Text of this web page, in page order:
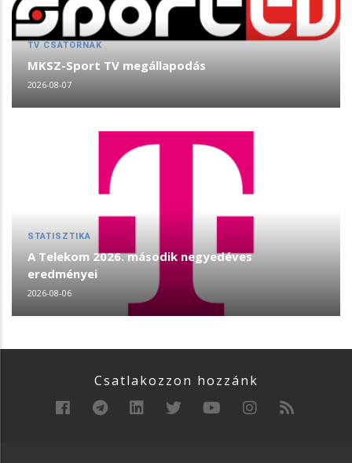
TV CSATORNÁK
MKSZ-Sport TV megállapodás
2026-08-07
STATISZTIKA
A Telekom 2026. második negyedéves
eredményei
2026-08-06
Csatlakozzon hozzánk